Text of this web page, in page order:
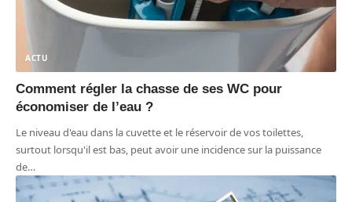
ACTU
Comment régler la chasse de ses WC pour
économiser de l’eau ?
Le niveau d'eau dans la cuvette et le réservoir de vos toilettes,
surtout lorsqu'il est bas, peut avoir une incidence sur la puissance
de…